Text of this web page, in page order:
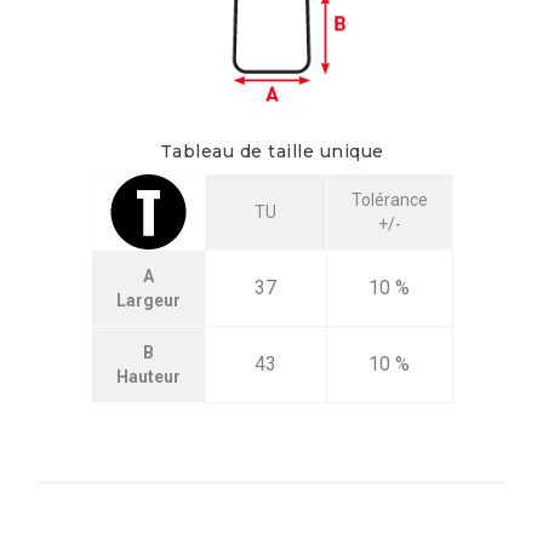
Tableau de taille unique
TU
Tolérance
+/-
A
Largeur
37 10 %
B
Hauteur
43 10 %